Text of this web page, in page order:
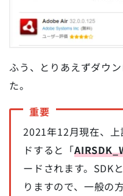
ふう、とりあえずダウ
た。
2021年12月現在、
ドすると「
ードされます。SDK
りますので、一般の